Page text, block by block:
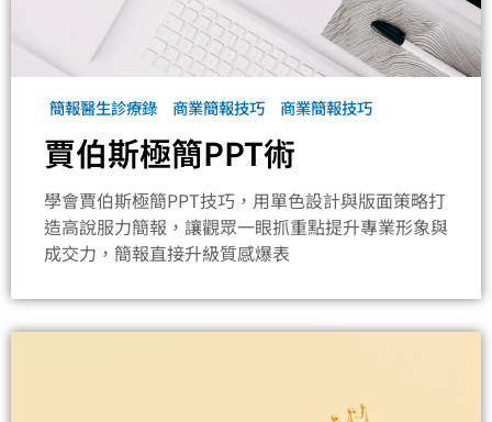
簡報醫生診療錄 商業簡報技巧 商業簡報技巧
賈伯斯極簡PPT術
學會賈伯斯極簡PPT技巧，用單色設計與版面策略打
造高說服力簡報，讓觀眾一眼抓重點提升專業形象與
成交力，簡報直接升級質感爆表